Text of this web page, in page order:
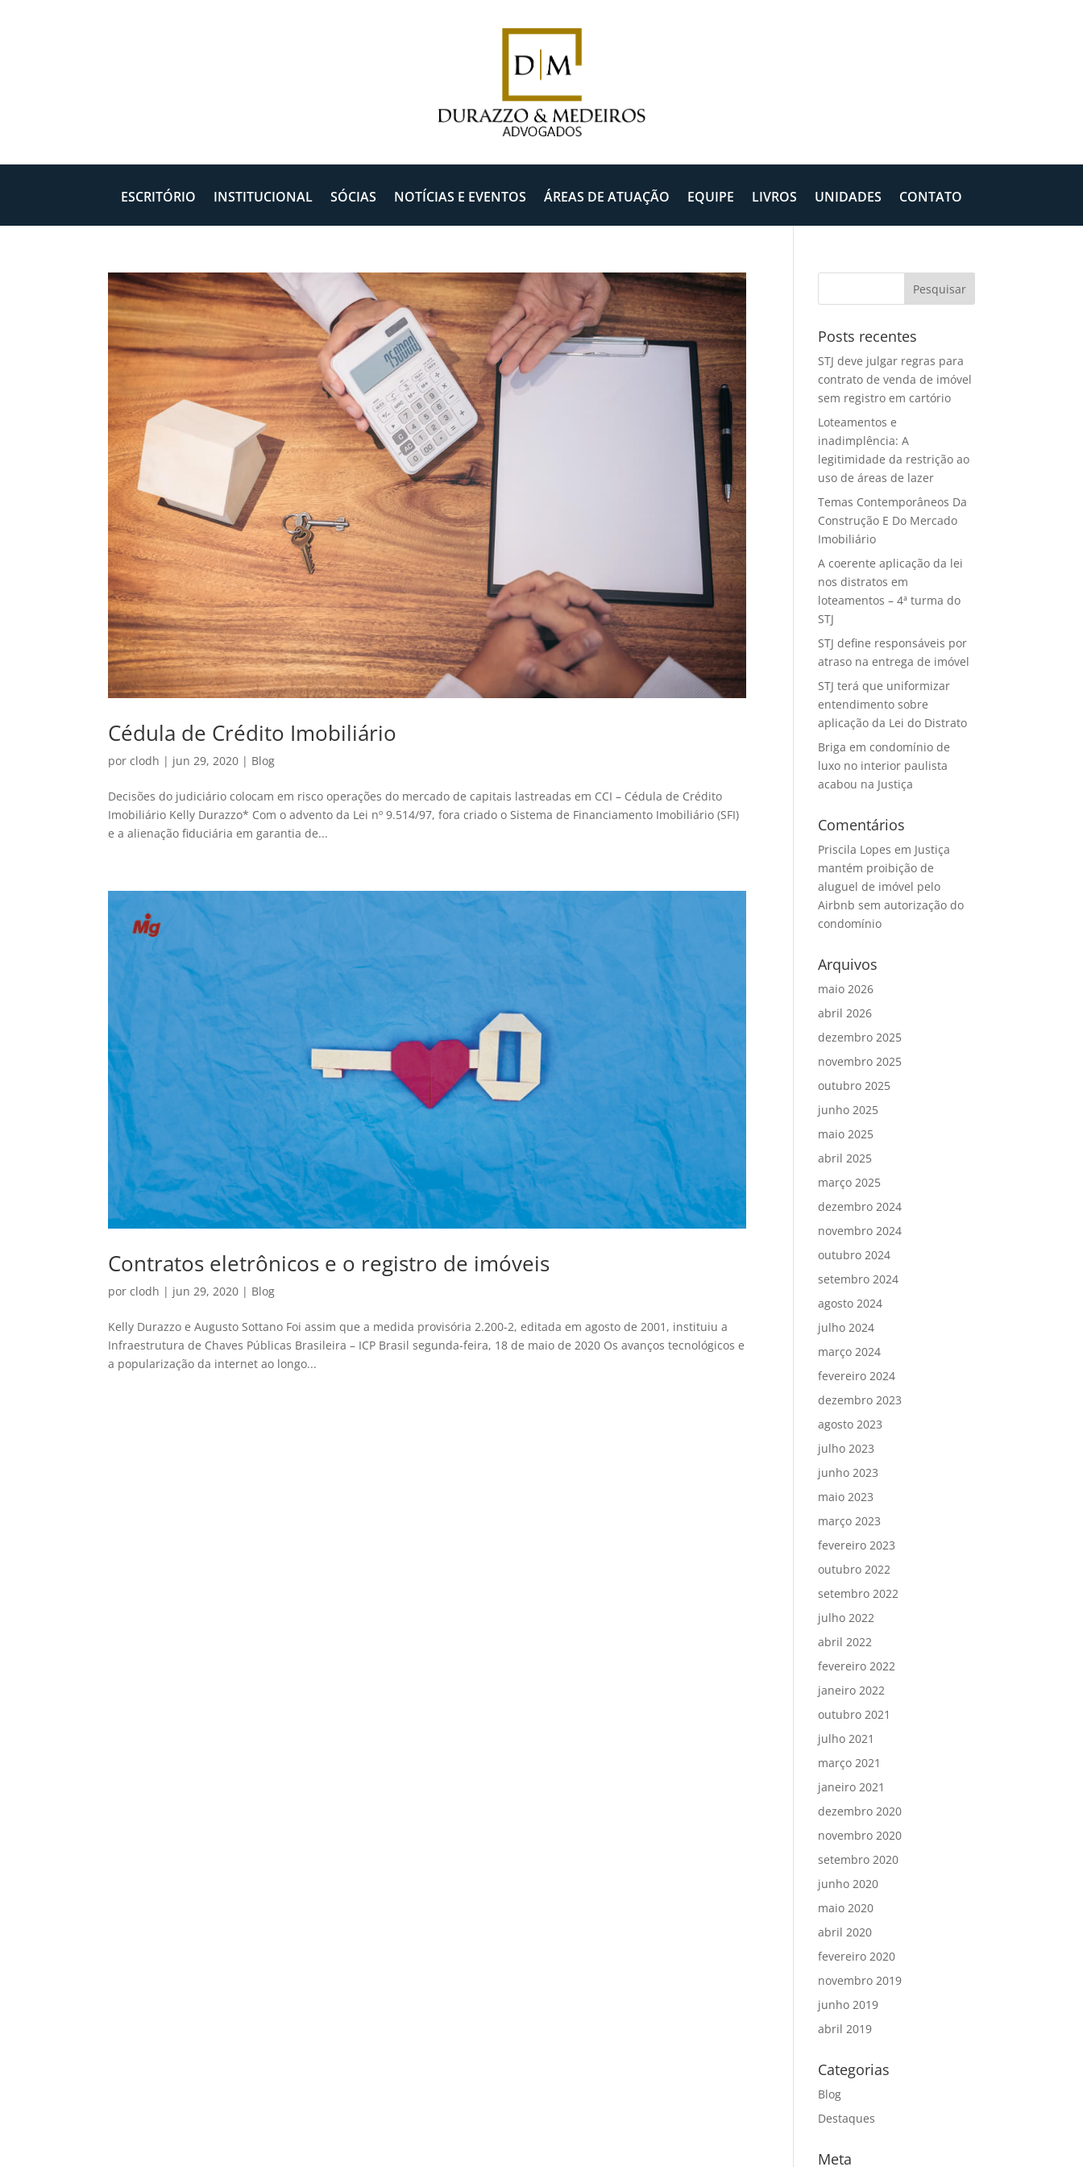
ESCRITÓRIO INSTITUCIONAL SÓCIAS NOTÍCIAS E EVENTOS ÁREAS DE ATUAÇÃO EQUIPE LIVROS UNIDADES CONTATO
Cédula de Crédito Imobiliário
porclodh | jun 29, 2020 | Blog
Decisões do judiciário colocam em risco operações do mercado de capitais lastreadas em CCI – Cédula de Crédito
Imobiliário Kelly Durazzo* Com o advento da Lei nº 9.514/97, fora criado o Sistema de Financiamento Imobiliário (SFI)
e a alienação fiduciária em garantia de...
Contratos eletrônicos e o registro de imóveis
porclodh | jun 29, 2020 | Blog
Kelly Durazzo e Augusto Sottano Foi assim que a medida provisória 2.200-2, editada em agosto de 2001, instituiu a
Infraestrutura de Chaves Públicas Brasileira – ICP Brasil segunda-feira, 18 de maio de 2020 Os avanços tecnológicos e
a popularização da internet ao longo...
Posts recentes
STJ deve julgar regras para
contrato de venda de imóvel
sem registro em cartório
Loteamentos e
inadimplência: A
legitimidade da restrição ao
uso de áreas de lazer
Temas Contemporâneos Da
Construção E Do Mercado
Imobiliário
A coerente aplicação da lei
nos distratos em
loteamentos – 4ª turma do
STJ
STJ define responsáveis por
atraso na entrega de imóvel
STJ terá que uniformizar
entendimento sobre
aplicação da Lei do Distrato
Briga em condomínio de
luxo no interior paulista
acabou na Justiça
Comentários
Priscila Lopes em Justiça
mantém proibição de
aluguel de imóvel pelo
Airbnb sem autorização do
condomínio
Arquivos
maio 2026
abril 2026
dezembro 2025
novembro 2025
outubro 2025
junho 2025
maio 2025
abril 2025
março 2025
dezembro 2024
novembro 2024
outubro 2024
setembro 2024
agosto 2024
julho 2024
março 2024
fevereiro 2024
dezembro 2023
agosto 2023
julho 2023
junho 2023
maio 2023
março 2023
fevereiro 2023
outubro 2022
setembro 2022
julho 2022
abril 2022
fevereiro 2022
janeiro 2022
outubro 2021
julho 2021
março 2021
janeiro 2021
dezembro 2020
novembro 2020
setembro 2020
junho 2020
maio 2020
abril 2020
fevereiro 2020
novembro 2019
junho 2019
abril 2019
Categorias
Blog
Destaques
Meta